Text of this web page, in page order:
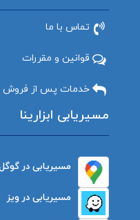
تماس با ما
قوانین و مقررات
خدمات پس از فروش
مسیریابی ابزارینا
مسیریابی در
مسیریابی در ویز